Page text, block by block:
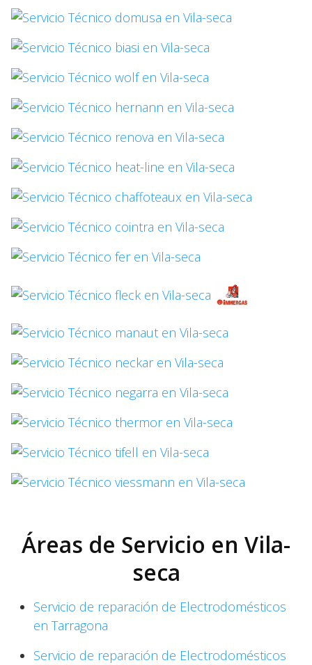
Áreas de Servicio en Vila-
seca
Servicio de reparación de Electrodomésticos
en Tarragona
Servicio de reparación de Electrodomésticos